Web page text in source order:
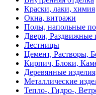
Краски, лаки, химия
Окна, витражи
Полы, напольные
Двери, Раздвижные
Лестницы
Цемент, Растворы,
Кирпич, Блоки,
Деревянные
Металлические
Тепло-, Гидро-,